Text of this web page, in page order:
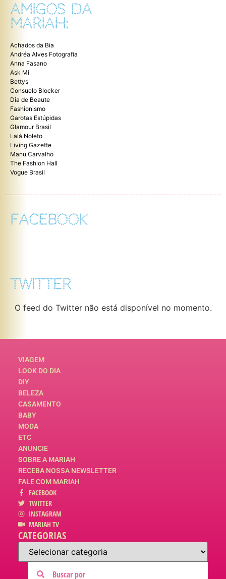
AMIGOS DA
MARIAH:
Achados da Bia
Andréa Alves Fotografia
Anna Fasano
Ask Mi
Bettys
Consuelo Blocker
Dia de Beaute
Fashionismo
Garotas Estúpidas
Glamour Brasil
Lalá Noleto
Living Gazette
Manu Carvalho
The Fashion Hall
Vogue Brasil
FACEBOOK
TWITTER
O feed do Twitter não está disponível no momento.
VIAGEM
LOOK DO DIA
DIY
BELEZA
CASAMENTO
BABY
MODA
ETC
ANUNCIE
SOBRE A MARIAH
RECEBA NOSSA NEWSLETTER
FALE COM MARIAH
FACEBOOK
TWITTER
INSTAGRAM
MARIAH TV
CATEGORIAS